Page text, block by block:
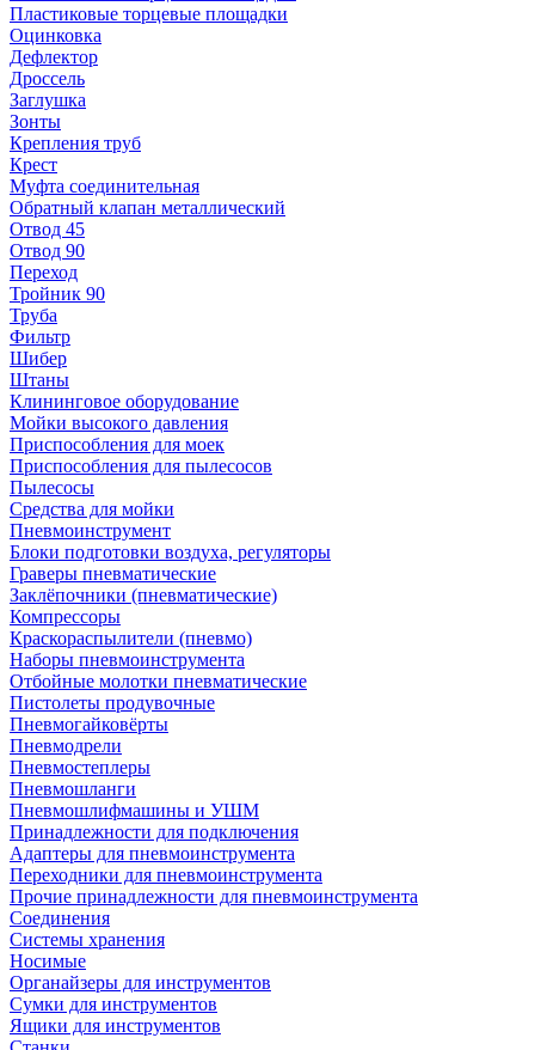
Пластиковые торцевые площадки
Оцинковка
Дефлектор
Дроссель
Заглушка
Зонты
Крепления труб
Крест
Муфта соединительная
Обратный клапан металлический
Отвод 45
Отвод 90
Переход
Тройник 90
Труба
Фильтр
Шибер
Штаны
Клининговое оборудование
Мойки высокого давления
Приспособления для моек
Приспособления для пылесосов
Пылесосы
Средства для мойки
Пневмоинструмент
Блоки подготовки воздуха, регуляторы
Граверы пневматические
Заклёпочники (пневматические)
Компрессоры
Краскораспылители (пневмо)
Наборы пневмоинструмента
Отбойные молотки пневматические
Пистолеты продувочные
Пневмогайковёрты
Пневмодрели
Пневмостеплеры
Пневмошланги
Пневмошлифмашины и УШМ
Принадлежности для подключения
Адаптеры для пневмоинструмента
Переходники для пневмоинструмента
Прочие принадлежности для пневмоинструмента
Соединения
Системы хранения
Носимые
Органайзеры для инструментов
Сумки для инструментов
Ящики для инструментов